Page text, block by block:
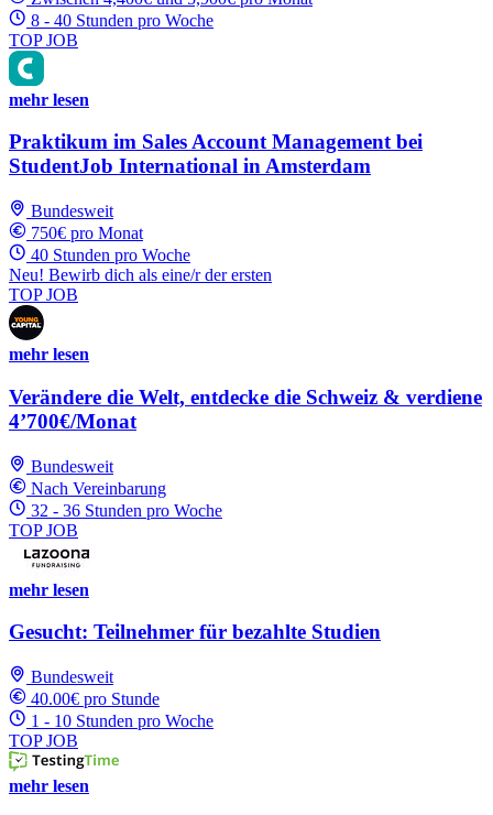
8 - 40 Stunden pro Woche
TOP JOB
mehr lesen
Praktikum im Sales Account Management bei
StudentJob International in Amsterdam
Bundesweit
750€ pro Monat
40 Stunden pro Woche
Neu! Bewirb dich als eine/r der ersten
TOP JOB
mehr lesen
Verändere die Welt, entdecke die Schweiz & verdiene
4’700€/Monat
Bundesweit
Nach Vereinbarung
32 - 36 Stunden pro Woche
TOP JOB
mehr lesen
Gesucht: Teilnehmer für bezahlte Studien
Bundesweit
40.00€ pro Stunde
1 - 10 Stunden pro Woche
TOP JOB
mehr lesen